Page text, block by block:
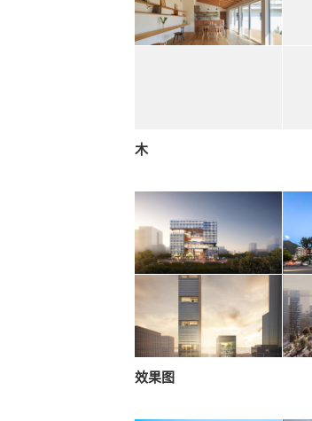
木
效果图